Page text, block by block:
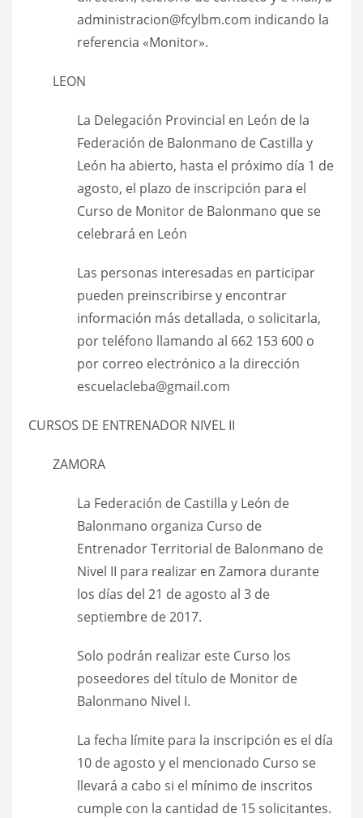
administracion@fcylbm.com indicando la
referencia «Monitor».
LEON
La Delegación Provincial en León de la
Federación de Balonmano de Castilla y
León ha abierto, hasta el próximo día 1 de
agosto, el plazo de inscripción para el
Curso de Monitor de Balonmano que se
celebrará en León
Las personas interesadas en participar
pueden preinscribirse y encontrar
información más detallada, o solicitarla,
por teléfono llamando al 662 153 600 o
por correo electrónico a la dirección
escuelacleba@gmail.com
CURSOS DE ENTRENADOR NIVEL II
ZAMORA
La Federación de Castilla y León de
Balonmano organiza Curso de
Entrenador Territorial de Balonmano de
Nivel II para realizar en Zamora durante
los días del 21 de agosto al 3 de
septiembre de 2017.
Solo podrán realizar este Curso los
poseedores del título de Monitor de
Balonmano Nivel I.
La fecha límite para la inscripción es el día
10 de agosto y el mencionado Curso se
llevará a cabo si el mínimo de inscritos
cumple con la cantidad de 15 solicitantes.